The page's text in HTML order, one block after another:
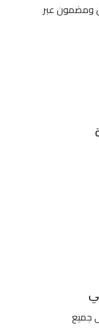
ومضمون عبر
جميع